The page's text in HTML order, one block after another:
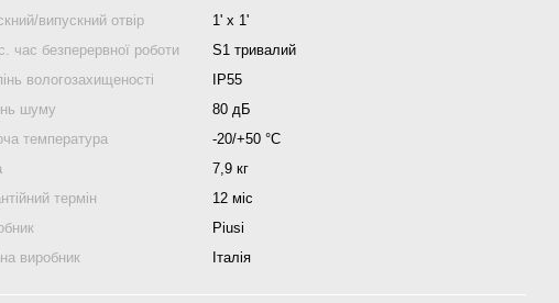
випускний отвір
1' x 1'
час безперервної роботи
S1 тривалий
вологозахищеності
IP55
шуму
80 дБ
температура
-20/+50 °С
7,9 кг
термін
12 міс
Piusi
виробник
Італія